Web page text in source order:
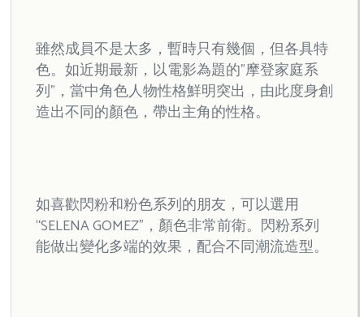
雖然成員不是太多，暫時只有幾個，但各具特
色。如近期最新，以電影為題的”摩登家庭系
列”，當中角色人物性格鮮明突出，由此度身創
造出不同的顏色，帶出主角的性格。
如喜歡閃粉和粉色系列的朋友，可以選用
“SELENA GOMEZ”，顏色非常前衛。閃粉系列
能做出變化多端的效果，配合不同潮流造型。